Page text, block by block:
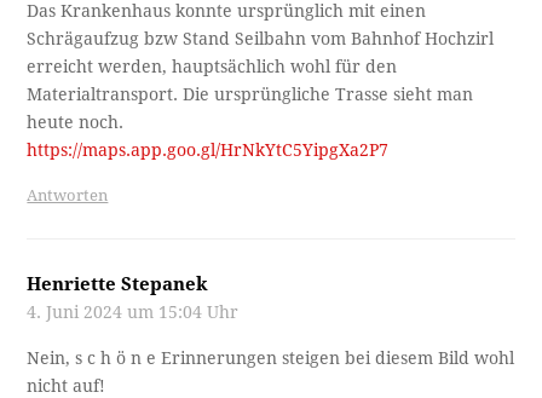
Das Krankenhaus konnte ursprünglich mit einen
Schrägaufzug bzw Stand Seilbahn vom Bahnhof Hochzirl
erreicht werden, hauptsächlich wohl für den
Materialtransport. Die ursprüngliche Trasse sieht man
heute noch.
https://maps.app.goo.gl/HrNkYtC5YipgXa2P7
Antworten
Henriette Stepanek
4. Juni 2024 um 15:04 Uhr
Nein, s c h ö n e Erinnerungen steigen bei diesem Bild wohl
nicht auf!